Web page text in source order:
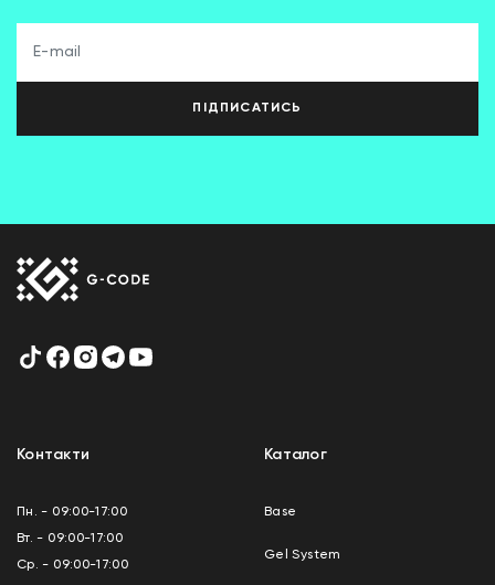
ПІДПИСАТИСЬ
Контакти
Пн. - 09:00-17:00
Вт. - 09:00-17:00
Ср. - 09:00-17:00
Каталог
Base
Gel System